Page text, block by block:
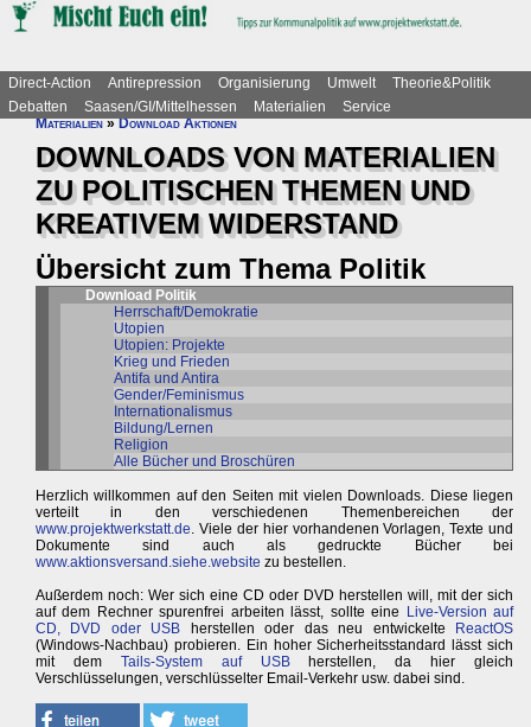
Direct-Action Antirepression Organisierung Umwelt
Theorie&Politik
Debatten
Saasen/GI/Mittelhessen Materialien
Service
Materialien»Download Aktionen
DOWNLOADS VON MATERIALIEN
ZU POLITISCHEN THEMEN UND
KREATIVEM WIDERSTAND
Übersicht zum Thema Politik
Download Politik
Herrschaft/Demokratie
Utopien
Utopien: Projekte
Krieg und Frieden
Antifa und Antira
Gender/Feminismus
Internationalismus
Bildung/Lernen
Religion
Alle Bücher und Broschüren
Herzlich willkommen auf den Seiten mit vielen Downloads. Diese liegen
verteilt in den verschiedenen Themenbereichen der
www.projektwerkstatt.de. Viele der hier vorhandenen Vorlagen, Texte und
Dokumente sind auch als gedruckte Bücher bei
www.aktionsversand.siehe.website zu bestellen.
Außerdem noch: Wer sich eine CD oder DVD herstellen will, mit der sich
auf dem Rechner spurenfrei arbeiten lässt, sollte eine
Live-Version auf
CD, DVD oder USB herstellen oder das neu entwickelte
ReactOS
(Windows-Nachbau) probieren. Ein hoher Sicherheitsstandard lässt sich
mit dem Tails-System auf USBherstellen, da hier gleich
Verschlüsselungen, verschlüsselter Email-Verkehr usw. dabei sind.